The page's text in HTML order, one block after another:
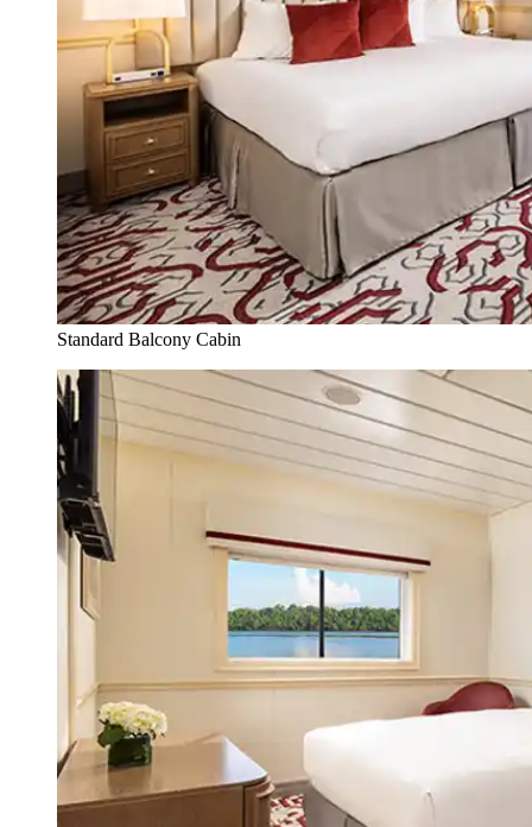
Standard Balcony Cabin